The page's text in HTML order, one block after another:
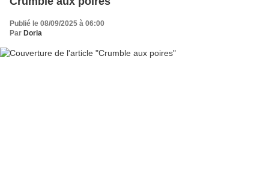
Publié le 08/09/2025 à 06:00
Par Doria